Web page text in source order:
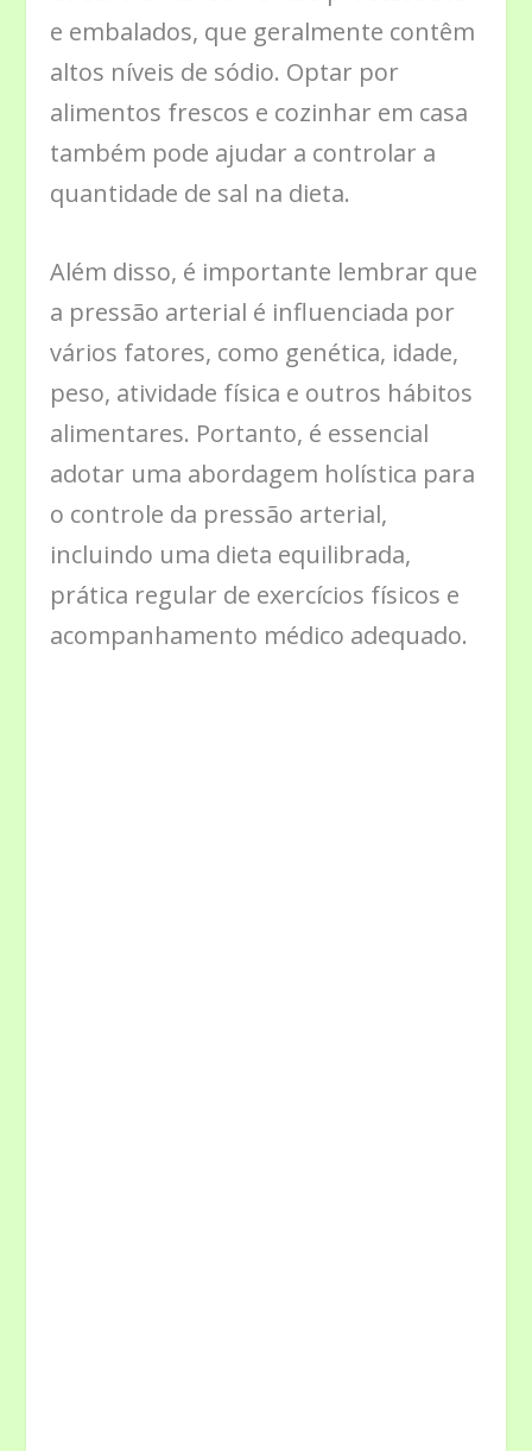
e embalados, que geralmente contêm
altos níveis de sódio. Optar por
alimentos frescos e cozinhar em casa
também pode ajudar a controlar a
quantidade de sal na dieta.
Além disso, é importante lembrar que
a pressão arterial é influenciada por
vários fatores, como genética, idade,
peso, atividade física e outros hábitos
alimentares. Portanto, é essencial
adotar uma abordagem holística para
o controle da pressão arterial,
incluindo uma dieta equilibrada,
prática regular de exercícios físicos e
acompanhamento médico adequado.